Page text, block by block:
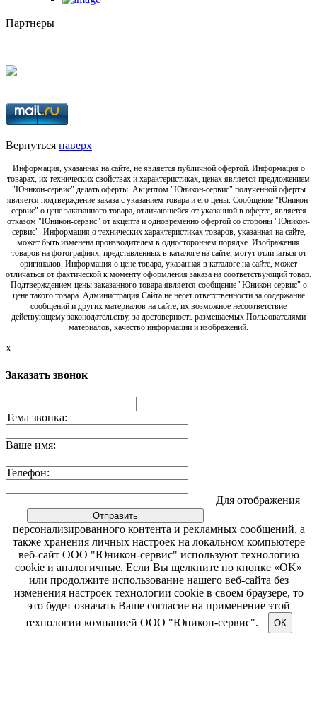
Партнеры
Вернуться наверх
Информация, указанная на сайте, не является публичной офертой. Информация о
товарах, их технических свойствах и характеристиках, ценах является предложением
"Юникон-сервис" делать оферты. Акцептом "Юникон-сервис" полученной оферты
является подтверждение заказа с указанием товара и его цены. Сообщение "Юникон-
сервис" о цене заказанного товара, отличающейся от указанной в оферте, является
отказом "Юникон-сервис" от акцепта и одновременно офертой со стороны "Юникон-
сервис". Информация о технических характеристиках товаров, указанная на сайте,
может быть изменена производителем в одностороннем порядке. Изображения
товаров на фотографиях, представленных в каталоге на сайте, могут отличаться от
оригиналов. Информация о цене товара, указанная в каталоге на сайте, может
отличаться от фактической к моменту оформления заказа на соответствующий товар.
Подтверждением цены заказанного товара является сообщение "Юникон-сервис" о
цене такого товара. Администрация Сайта не несет ответственности за содержание
сообщений и других материалов на сайте, их возможное несоответствие
действующему законодательству, за достоверность размещаемых Пользователями
материалов, качество информации и изображений.
x
Заказать звонок
Тема звонка:
Ваше имя:
Телефон:
Для отображения
персонализированного контента и рекламных сообщений, а
также хранения личных настроек на локальном компьютере
веб-сайт ООО "Юникон-сервис" используют технологию
cookie и аналогичные. Если Вы щелкните по кнопке «OK»
или продолжите использование нашего веб-сайта без
изменения настроек технологии cookie в своем браузере, то
это будет означать Ваше согласие на применение этой
технологии компанией ООО "Юникон-сервис".
ОК